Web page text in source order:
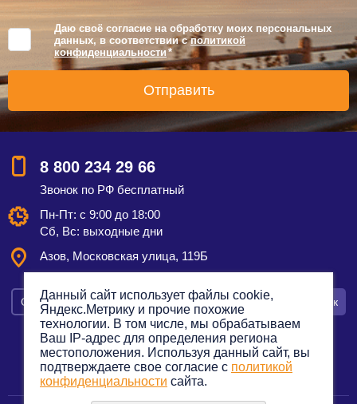
Даю своё согласие на обработку моих персональных
данных, в соответствии сполитикой
конфиденциальности *
8 800 234 29 66
Звонок по РФ бесплатный
Пн-Пт: с 9:00 до 18:00
Сб, Вс: выходные дни
Азов, Московская улица, 119Б
Смотреть на карте Оставить заявку Заказать звонок
Политика конфиденциальности
Данный сайт использует файлы cookie,
Яндекс.Метрику и прочие похожие
технологии. В том числе, мы обрабатываем
Ваш IP-адрес для определения региона
местоположения. Используя данный сайт, вы
подтверждаете свое согласие с политикой
конфиденциальности сайта.